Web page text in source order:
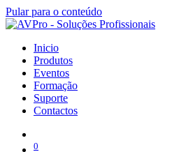
Pular para o conteúdo
Inicio
Produtos
Eventos
Formação
Suporte
Contactos
0